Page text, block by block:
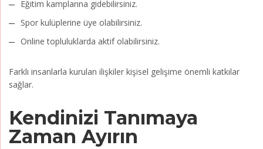
Eğitim kamplarına gidebilirsiniz.
Spor kulüplerine üye olabilirsiniz.
Online topluluklarda aktif olabilirsiniz.
Farklı insanlarla kurulan ilişkiler kişisel gelişime önemli katkılar
sağlar.
Kendinizi Tanımaya
Zaman Ayırın